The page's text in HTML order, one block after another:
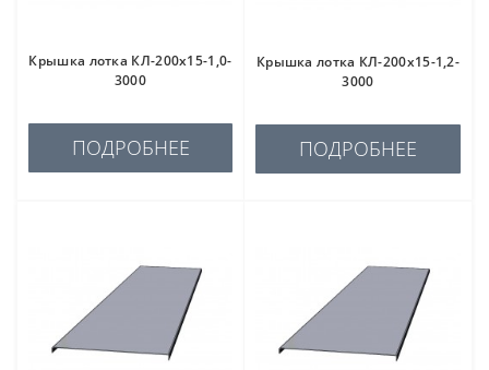
Крышка лотка КЛ-200х15-1,0-
3000
ПОДРОБНЕЕ
Крышка лотка КЛ-200х15-1,2-
3000
ПОДРОБНЕЕ